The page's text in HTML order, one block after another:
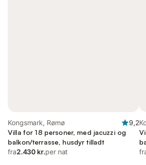
Kongsmark, Rømø
9,2
Villa for 18 personer, med jacuzzi og
balkon/terrasse, husdyr tilladt
fra2.430 kr.per nat